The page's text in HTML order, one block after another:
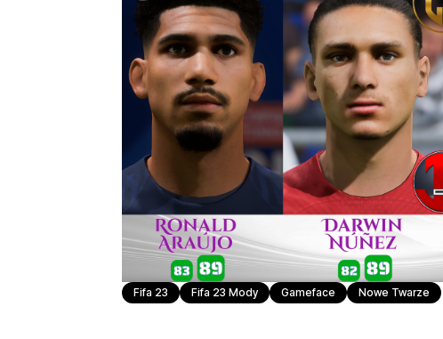
Fifa 23 Fifa 23 Mody Gameface Nowe Twarze